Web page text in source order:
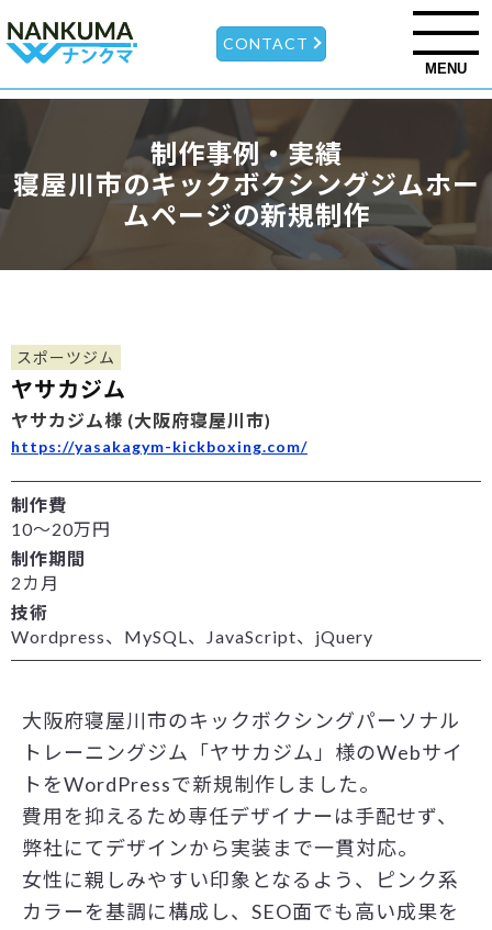
CONTACT
MENU
制作事例・実績
寝屋川市のキックボクシングジムホー
ムページの新規制作
スポーツジム
ヤサカジム
ヤサカジム様 (大阪府寝屋川市)
https://yasakagym-kickboxing.com/
制作費
10～20万円
制作期間
2カ月
技術
Wordpress、MySQL、JavaScript、jQuery
大阪府寝屋川市のキックボクシングパーソナル
トレーニングジム「ヤサカジム」様のWebサイ
トをWordPressで新規制作しました。
費用を抑えるため専任デザイナーは手配せず、
弊社にてデザインから実装まで一貫対応。
女性に親しみやすい印象となるよう、ピンク系
カラーを基調に構成し、SEO面でも高い成果を